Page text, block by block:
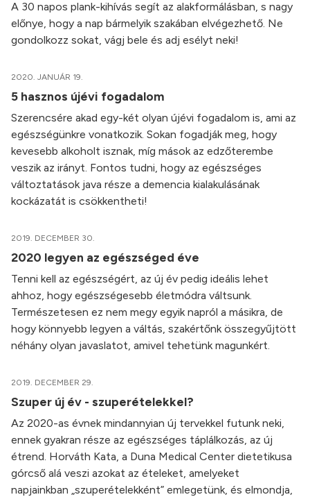
A 30 napos plank-kihívás segít az alakformálásban, s nagy
előnye, hogy a nap bármelyik szakában elvégezhető. Ne
gondolkozz sokat, vágj bele és adj esélyt neki!
2020. JANUÁR 19.
5 hasznos újévi fogadalom
Szerencsére akad egy-két olyan újévi fogadalom is, ami az
egészségünkre vonatkozik. Sokan fogadják meg, hogy
kevesebb alkoholt isznak, míg mások az edzőterembe
veszik az irányt. Fontos tudni, hogy az egészséges
változtatások java része a demencia kialakulásának
kockázatát is csökkentheti!
2019. DECEMBER 30.
2020 legyen az egészséged éve
Tenni kell az egészségért, az új év pedig ideális lehet
ahhoz, hogy egészségesebb életmódra váltsunk.
Természetesen ez nem megy egyik napról a másikra, de
hogy könnyebb legyen a váltás, szakértőnk összegyűjtött
néhány olyan javaslatot, amivel tehetünk magunkért.
2019. DECEMBER 29.
Szuper új év - szuperételekkel?
Az 2020-as évnek mindannyian új tervekkel futunk neki,
ennek gyakran része az egészséges táplálkozás, az új
étrend. Horváth Kata, a Duna Medical Center dietetikusa
górcső alá veszi azokat az ételeket, amelyeket
napjainkban „szuperételekként” emlegetünk, és elmondja,